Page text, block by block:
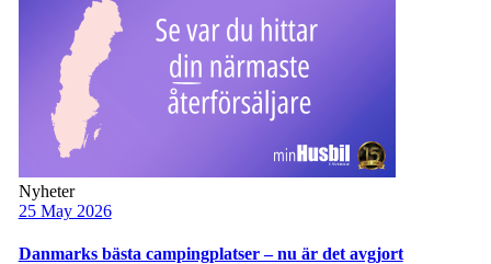
Nyheter
25 May 2026
Danmarks bästa campingplatser – nu är det avgjort